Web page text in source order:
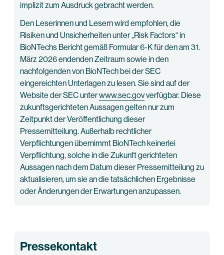
implizit zum Ausdruck gebracht werden.
Den Leserinnen und Lesern wird empfohlen, die
Risiken und Unsicherheiten unter „Risk Factors“ in
BioNTechs Bericht gemäß Formular 6-K für den am 31.
März 2026 endenden Zeitraum sowie in den
nachfolgenden von BioNTech bei der SEC
eingereichten Unterlagen zu lesen. Sie sind auf der
Website der SEC unterwww.sec.govverfügbar. Diese
zukunftsgerichteten Aussagen gelten nur zum
Zeitpunkt der Veröffentlichung dieser
Pressemitteilung. Außerhalb rechtlicher
Verpflichtungen übernimmt BioNTech keinerlei
Verpflichtung, solche in die Zukunft gerichteten
Aussagen nach dem Datum dieser Pressemitteilung zu
aktualisieren, um sie an die tatsächlichen Ergebnisse
oder Änderungen der Erwartungen anzupassen.
Pressekontakt